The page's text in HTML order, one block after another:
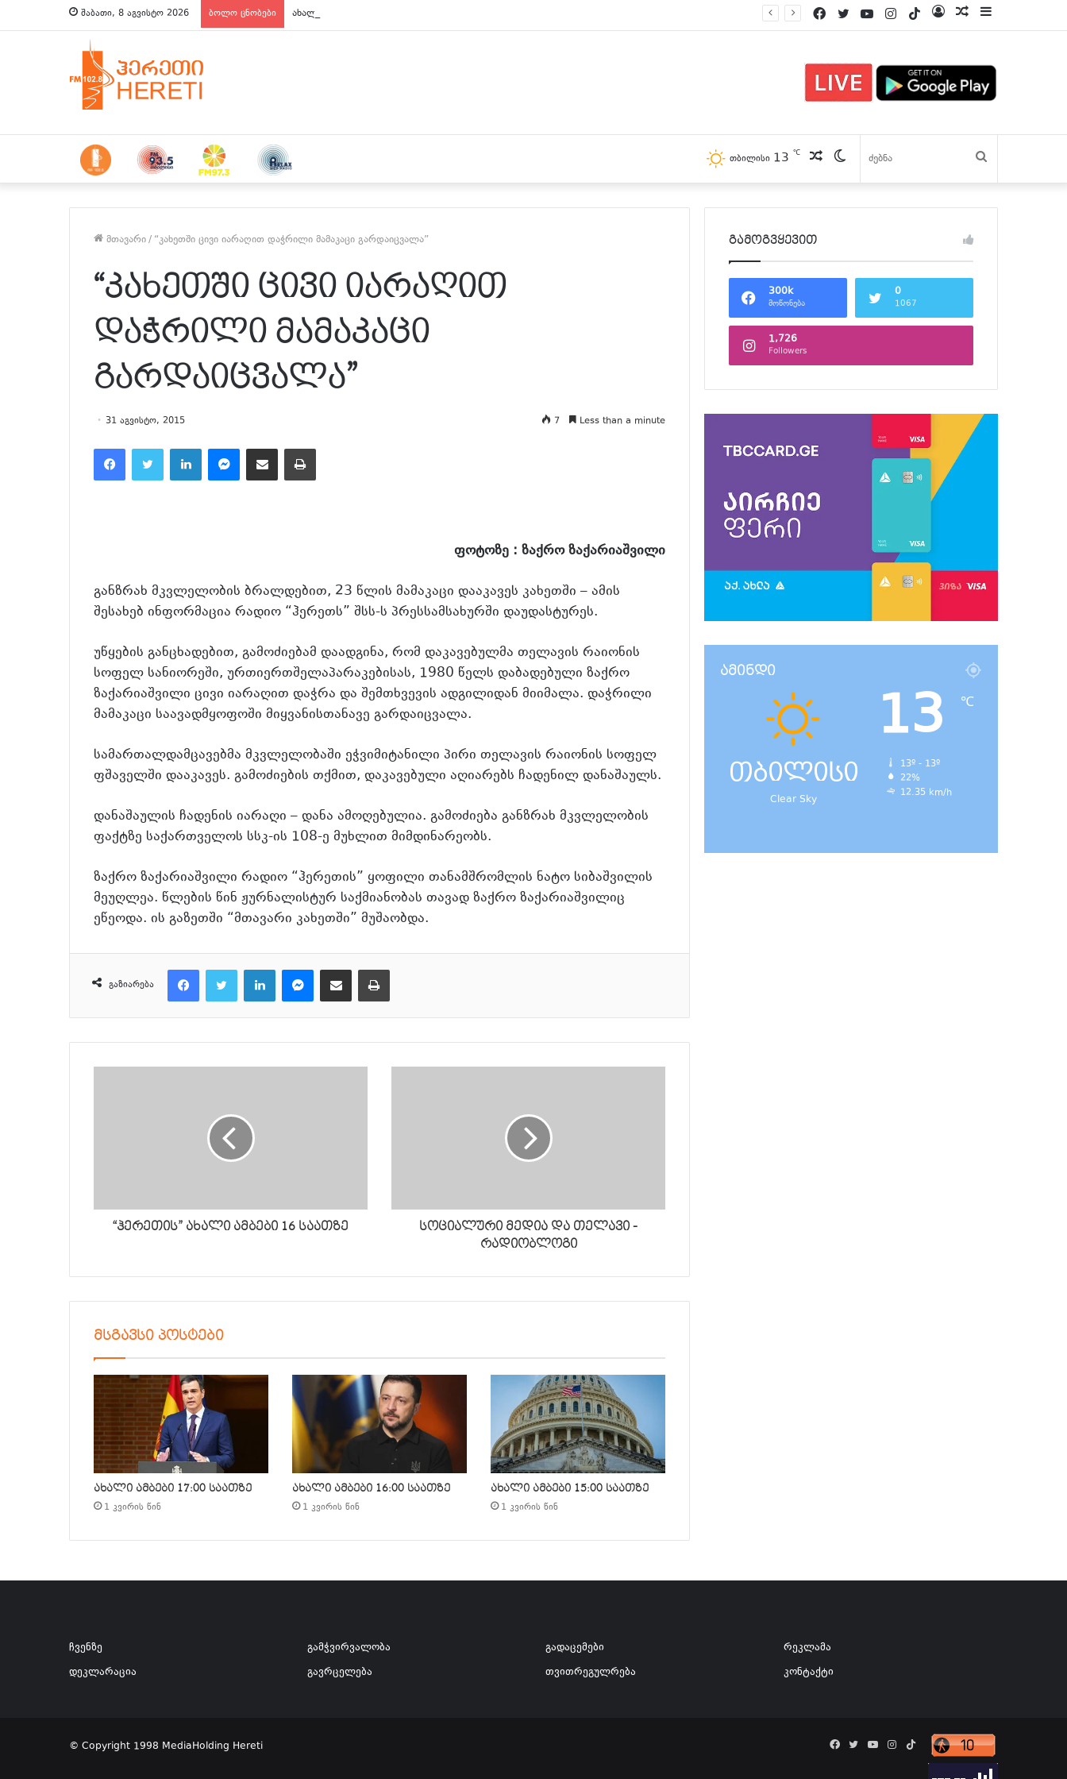
შაბათი, 8 აგვისტო 2026 ბოლო ცნობები ახალი ამბები 15:00 საათზე პოსტები
Log
TikTok
Instagram
YouTube
Twitter
Facebook
Switch
skin
პოსტები
თბილისი 13 ℃
მთავარი/ “კახეთში ცივი იარაღით დაჭრილი მამაკაცი გარდაიცვალა”
“კახეთში ცივი იარაღით
დაჭრილი მამაკაცი
გარდაიცვალა”
31 აგვისტო, 2015 7 Less than a minute
ფოტოზე : ზაქრო ზაქარიაშვილი
განზრახ მკვლელობის ბრალდებით, 23 წლის მამაკაცი დააკავეს კახეთში – ამის
შესახებ ინფორმაცია რადიო “ჰერეთს” შსს-ს პრესსამსახურში დაუდასტურეს.
უწყების განცხადებით, გამოძიებამ დაადგინა, რომ დაკავებულმა თელავის რაიონის
სოფელ სანიორეში, ურთიერთშელაპარაკებისას, 1980 წელს დაბადებული ზაქრო
ზაქარიაშვილი ცივი იარაღით დაჭრა და შემთხვევის ადგილიდან მიიმალა. დაჭრილი
მამაკაცი საავადმყოფოში მიყვანისთანავე გარდაიცვალა.
სამართალდამცავებმა მკვლელობაში ეჭვიმიტანილი პირი თელავის რაიონის სოფელ
ფშაველში დააკავეს. გამოძიების თქმით, დაკავებული აღიარებს ჩადენილ დანაშაულს.
დანაშაულის ჩადენის იარაღი – დანა ამოღებულია. გამოძიება განზრახ მკვლელობის
ფაქტზე საქართველოს სსკ-ის 108-ე მუხლით მიმდინარეობს.
ზაქრო ზაქარიაშვილი რადიო “ჰერეთის” ყოფილი თანამშრომლის ნატო სიბაშვილის
მეუღლეა. წლების წინ ჟურნალისტურ საქმიანობას თავად ზაქრო ზაქარიაშვილიც
ეწეოდა. ის გაზეთში “მთავარი კახეთში” მუშაობდა.
გაზიარება
“ჰერეთის” ახალი ამბები 16 საათზე
სოციალური მედია და თელავი -
რადიობლოგი
მსგავსი პოსტები
ახალი ამბები 17:00 საათზე
1 კვირის წინ
ახალი ამბები 16:00 საათზე
1 კვირის წინ
ახალი ამბები 15:00 საათზე
1 კვირის წინ
გამოგვყევით
300k
მოწონება
0
1067
1,726
Followers
ამინდი
თბილისი
Clear Sky
13 ℃
13º - 13º
22%
12.35 km/h
ჩვენზე
დეკლარაცია
გამჭვირვალობა
გავრცელება
გადაცემები
თვითრეგულრება
რეკლამა
კონტაქტი
© Copyright 1998 MediaHolding Hereti FacebookTwitterYouTubeInstagram
TikTok